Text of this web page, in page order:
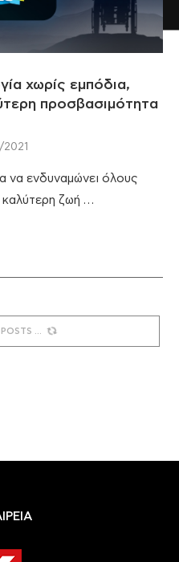
χωρίς εμπόδια,
προσβασιμότητα
να ενδυναμώνει όλους
καλύτερη ζωή …